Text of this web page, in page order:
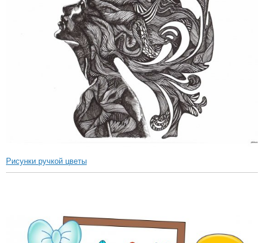
Рисунки ручкой цветы